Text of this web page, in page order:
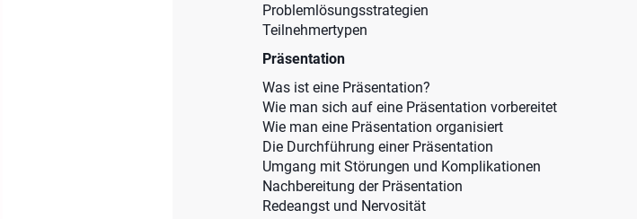
Problemlösungsstrategien
Teilnehmertypen
Präsentation
Was ist eine Präsentation?
Wie man sich auf eine Präsentation vorbereitet
Wie man eine Präsentation organisiert
Die Durchführung einer Präsentation
Umgang mit Störungen und Komplikationen
Nachbereitung der Präsentation
Redeangst und Nervosität